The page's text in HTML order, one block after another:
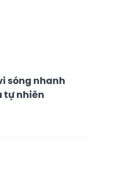
sóng nhanh
tự nhiên